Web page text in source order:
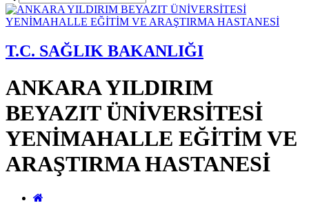
T.C. SAĞLIK BAKANLIĞI
ANKARA YILDIRIM
BEYAZIT ÜNİVERSİTESİ
YENİMAHALLE EĞİTİM VE
ARAŞTIRMA HASTANESİ